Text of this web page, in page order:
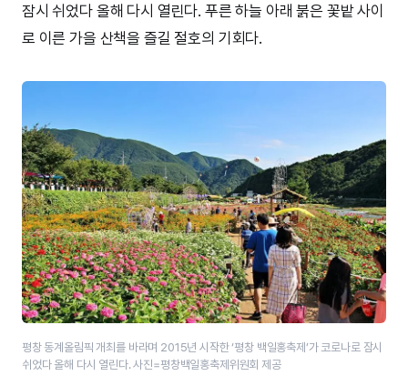
잠시 쉬었다 올해 다시 열린다. 푸른 하늘 아래 붉은 꽃밭 사이
로 이른 가을 산책을 즐길 절호의 기회다.
평창 동계올림픽 개최를 바라며 2015년 시작한 ‘평창 백일홍축제’가 코로나로 잠시
쉬었다 올해 다시 열린다. 사진=평창백일홍축제위원회 제공